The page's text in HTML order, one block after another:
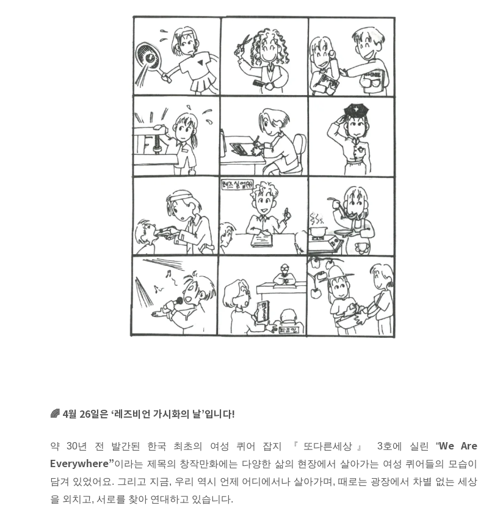
🌈 4월 26일은 ‘레즈비언 가시화의 날’입니다!
약 30년 전 발간된 한국 최초의 여성 퀴어 잡지 『또다른세상』 3호에 실린 “We Are
Everywhere”이라는 제목의 창작만화에는 다양한 삶의 현장에서 살아가는 여성 퀴어들의 모습이
담겨 있었어요. 그리고 지금, 우리 역시 언제 어디에서나 살아가며, 때로는 광장에서 차별 없는 세상
을 외치고, 서로를 찾아 연대하고 있습니다.